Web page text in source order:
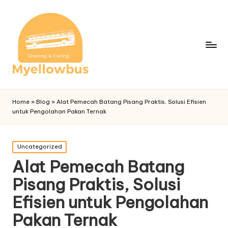
Home » Blog » Alat Pemecah Batang Pisang Praktis, Solusi Efisien
untuk Pengolahan Pakan Ternak
Posted
in
Uncategorized
Alat Pemecah Batang
Pisang Praktis, Solusi
Efisien untuk Pengolahan
Pakan Ternak